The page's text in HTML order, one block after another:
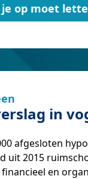
je op moet
in
afgesloten
uit 2015
en